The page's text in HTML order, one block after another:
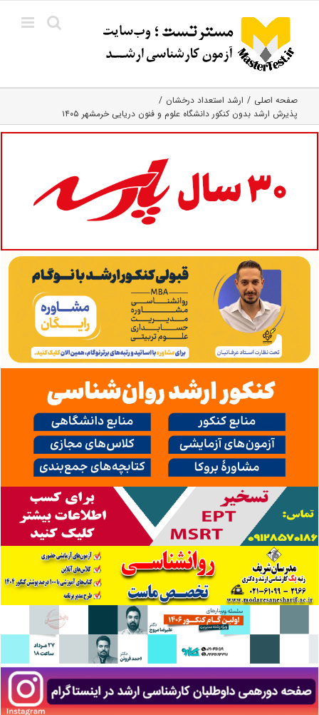
content
صفحه اصلی
ارشد استعداد درخشان
پذیرش ارشد بدون کنکور دانشگاه علوم و فنون دریایی خرمشهر ۱۴۰۵